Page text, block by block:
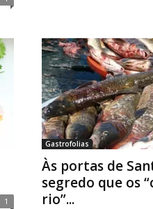
1
Gastrofolias
Às portas de
segredo que os
rio”...